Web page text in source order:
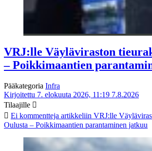
VRJ:lle Väyläviraston
– Poikkimaantien
Pääkategoria Infra
Kirjoitettu 7. elokuuta 2026, 11:19 7.8.2026
Tilaajille
Ei kommentteja artikkeliin VRJ:lle
Oulusta – Poikkimaantien parantaminen jatkuu